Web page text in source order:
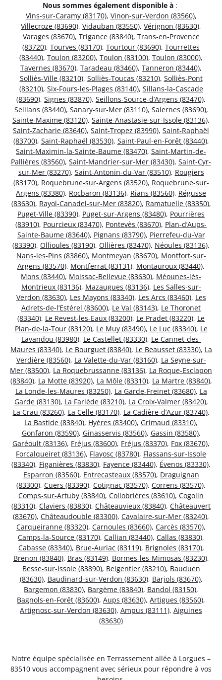
Nous sommes également disponible à :
Vins-sur-Caramy (83170), Vinon-sur-Verdon (83560),
Villecroze (83690), Vidauban (83550), Vérignon (83630),
Varages (83670), Trigance (83840), Trans-en-Provence
(83720), Tourves (83170), Tourtour (83690), Tourrettes
(83440), Toulon (83200), Toulon (83100), Toulon (83000),
Tavernes (83670), Taradeau (83460), Tanneron (83440),
Solliès-Ville (83210), Solliès-Toucas (83210), Solliès-Pont
(83210), Six-Fours-les-Plages (83140), Sillans-la-Cascade
(83690), Signes (83870), Seillons-Source-d’Argens (83470),
Seillans (83440), Sanary-sur-Mer (83110), Salernes (83690),
Sainte-Maxime (83120), Sainte-Anastasie-sur-Issole (83136),
Saint-Zacharie (83640), Saint-Tropez (83990), Saint-Raphaël
(83700), Saint-Raphaël (83530), Saint-Paul-en-Forêt (83440),
Saint-Maximin-la-Sainte-Baume (83470), Saint-Martin-de-
Pallières (83560), Saint-Mandrier-sur-Mer (83430), Saint-Cyr-
sur-Mer (83270), Saint-Antonin-du-Var (83510), Rougiers
(83170), Roquebrune-sur-Argens (83520), Roquebrune-sur-
Argens (83380), Rocbaron (83136), Rians (83560), Régusse
(83630), Rayol-Canadel-sur-Mer (83820), Ramatuelle (83350),
Puget-Ville (83390), Puget-sur-Argens (83480), Pourrières
(83910), Pourcieux (83470), Pontevès (83670), Plan-d’Aups-
Sainte-Baume (83640), Pignans (83790), Pierrefeu-du-Var
(83390), Ollioules (83190), Ollières (83470), Néoules (83136),
Nans-les-Pins (83860), Montmeyan (83670), Montfort-sur-
Argens (83570), Montferrat (83131), Montauroux (83440),
Mons (83440), Moissac-Bellevue (83630), Méounes-lès-
Montrieux (83136), Mazaugues (83136), Les Salles-sur-
Verdon (83630), Les Mayons (83340), Les Arcs (83460), Les
Adrets-de-l’Estérel (83600), Le Val (83143), Le Thoronet
(83340), Le Revest-les-Eaux (83200), Le Pradet (83220), Le
Plan-de-la-Tour (83120), Le Muy (83490), Le Luc (83340), Le
Lavandou (83980), Le Castellet (83330), Le Cannet-des-
Maures (83340), Le Bourguet (83840), Le Beausset (83330), La
Verdière (83560), La Valette-du-Var (83160), La Seyne-sur-
Mer (83500), La Roquebrussanne (83136), La Roque-Esclapon
(83840), La Motte (83920), La Môle (83310), La Martre (83840),
La Londe-les-Maures (83250), La Garde-Freinet (83680), La
Garde (83130), La Farlède (83210), La Croix-Valmer (83420),
La Crau (83260), La Celle (83170), La Cadière-d’Azur (83740),
La Bastide (83840), Hyères (83400), Grimaud (83310),
Gonfaron (83590), Ginasservis (83560), Gassin (83580),
Garéoult (83136), Fréjus (83600), Fréjus (83370), Fox (83670),
Forcalqueiret (83136), Flayosc (83780), Flassans-sur-Issole
(83340), Figanières (83830), Fayence (83440), Évenos (83330),
Esparron (83560), Entrecasteaux (83570), Draguignan
(83300), Cuers (83390), Cotignac (83570), Correns (83570),
Comps-sur-Artuby (83840), Collobrières (83610), Cogolin
(83310), Claviers (83830), Châteauvieux (83840), Châteauvert
(83670), Châteaudouble (83300), Cavalaire-sur-Mer (83240),
Carqueiranne (83320), Carnoules (83660), Carcès (83570),
Camps-la-Source (83170), Callian (83440), Callas (83830),
Cabasse (83340), Brue-Auriac (83119), Brignoles (83170),
Brenon (83840), Bras (83149), Bormes-les-Mimosas (83230),
Besse-sur-Issole (83890), Belgentier (83210), Bauduen
(83630), Baudinard-sur-Verdon (83630), Barjols (83670),
Bargemon (83830), Bargème (83840), Bandol (83150),
Bagnols-en-Forêt (83600), Aups (83630), Artigues (83560),
Artignosc-sur-Verdon (83630), Ampus (83111), Aiguines
(83630)
Notre équipe spécialisée en Terrassement allée à Lorgues –
83510 vous accompagnent avec sérieux pour répondre à vos